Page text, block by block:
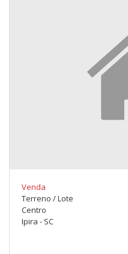
Venda
Terreno / Lote
Centro
Ipira - SC